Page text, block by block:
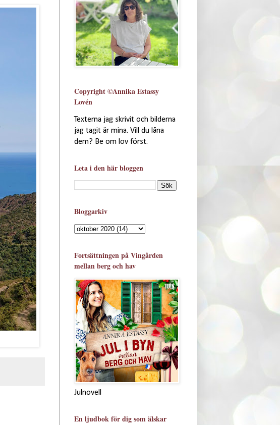
Copyright ©Annika Estassy
Lovén
Texterna jag skrivit och bilderna
jag tagit är mina. Vill du låna
dem? Be om lov först.
Leta i den här bloggen
Bloggarkiv
Fortsättningen på Vingården
mellan berg och hav
Julnovell
En ljudbok för dig som älskar